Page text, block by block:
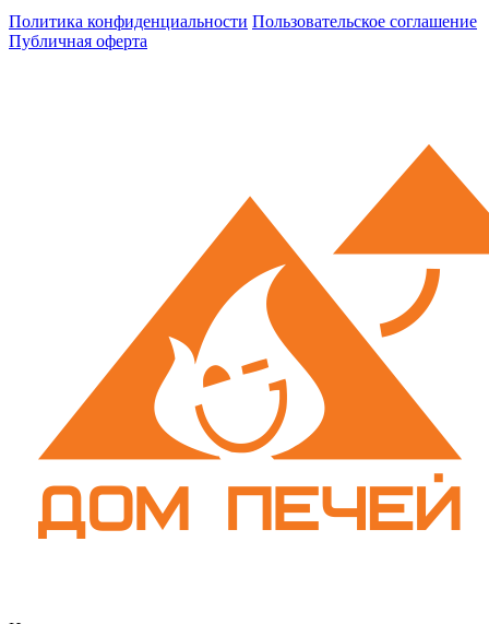
Политика конфиденциальности Пользовательское соглашение
Публичная оферта